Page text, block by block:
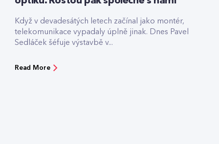
Když v devadesátých letech začínal jako montér,
telekomunikace vypadaly úplně jinak. Dnes Pavel
Sedláček šéfuje výstavbě v...
Read More